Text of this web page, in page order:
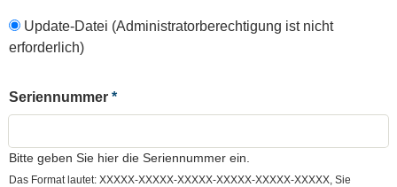
Update-Datei (Administratorberechtigung ist nicht
erforderlich)
Seriennummer
Bitte geben Sie hier die Seriennummer ein.
Das Format lautet: XXXXX-XXXXX-XXXXX-XXXXX-XXXXX-XXXXX, Sie